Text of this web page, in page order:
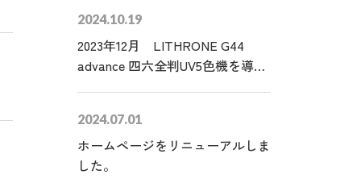
2024.10.19
2023年12月 LITHRONE G44
advance 四六全判UV5色機を導入
2024.07.01
ホームページをリニューアルしま
した。